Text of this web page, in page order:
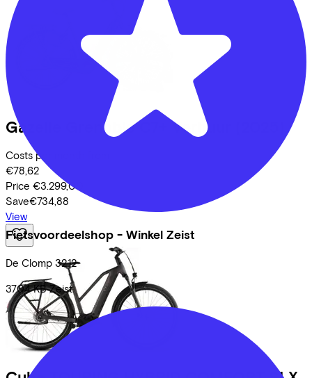
Fietsvoordeelshop - Winkel Zeist
De Clomp 3212
3704 KB Zeist
Gazelle Grenoble C7+ Verhuur
Costs per month from
€78,62
Price €3.299,00
Save€734,88
View